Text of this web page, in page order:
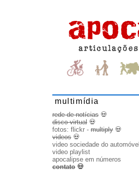
multimídia
rede de notícias 💀
disco virtual 💀
fotos: flickr - multiply 💀
videos 💀
video sociedade do automóvel
video playlist
apocalipse em números
contato 💀